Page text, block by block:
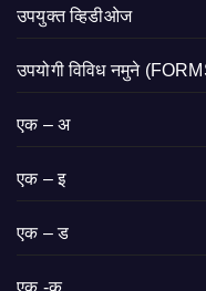
उपयुक्त व्हिडीओज
उपयोगी विविध नमुने
एक – अ
एक – इ
एक – ड
एक -क